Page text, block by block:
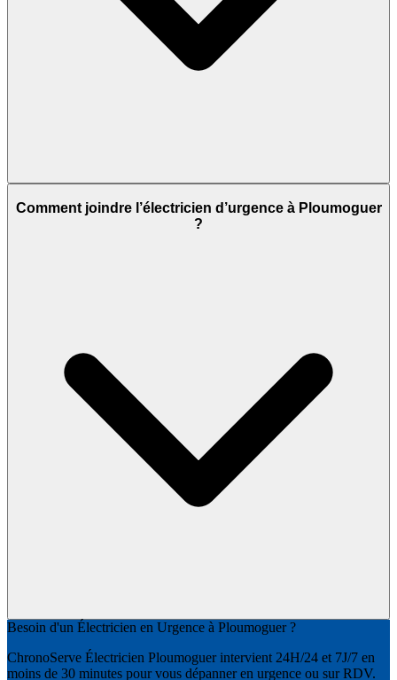
Comment joindre l’électricien d’urgence à Ploumoguer
?
Besoin d'un Électricien en Urgence à Ploumoguer ?
ChronoServe Électricien Ploumoguer intervient 24H/24 et 7J/7 en
moins de 30 minutes pour vous dépanner en urgence ou sur RDV.